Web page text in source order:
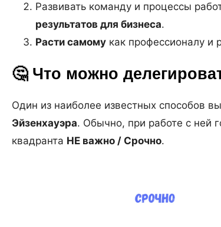
Развивать команду и процессы
результатов для бизнеса.
Расти самому как профессионалу и
🤔 Что можно
Один из наиболее известных способов
Эйзенхауэра. Обычно, при работе с ней
квадранта НЕ важно / Срочно.